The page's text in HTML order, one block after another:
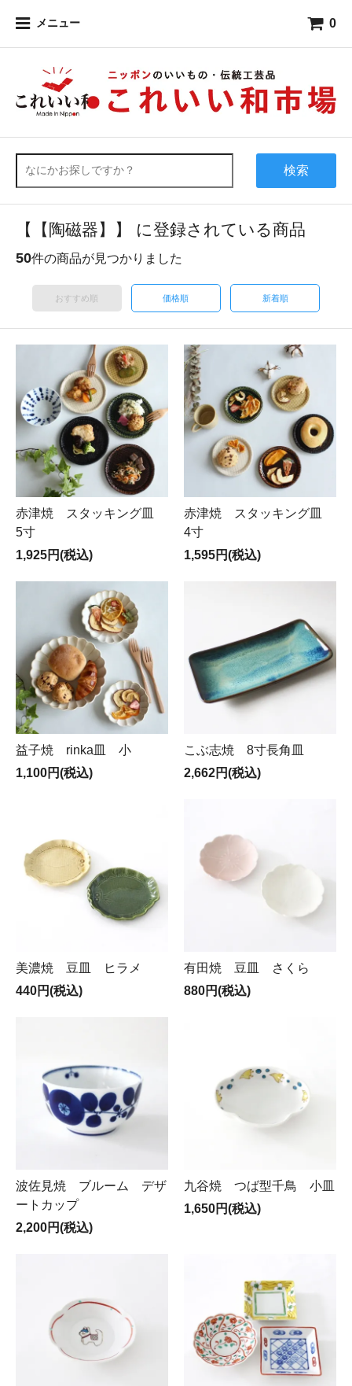
メニュー 0
検索
【【陶磁器】】 に登録されている商品
50件の商品が見つかりました
おすすめ順 価格順 新着順
赤津焼 スタッキング皿
5寸
1,925円(税込)
赤津焼 スタッキング皿
4寸
1,595円(税込)
益子焼 rinka皿 小
1,100円(税込)
こぶ志焼 8寸長角皿
2,662円(税込)
美濃焼 豆皿 ヒラメ
440円(税込)
有田焼 豆皿 さくら
880円(税込)
波佐見焼 ブルーム デザ
ートカップ
2,200円(税込)
九谷焼 つば型千鳥 小皿
1,650円(税込)